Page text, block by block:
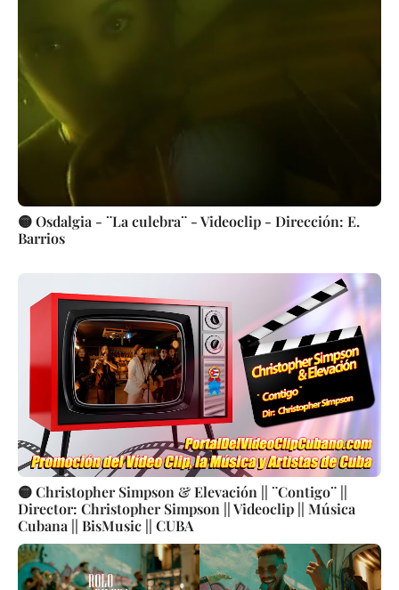
🟡 Osdalgia - ¨La culebra¨ - Videoclip - Dirección: E.
Barrios
🟡 Christopher Simpson & Elevación || ¨Contigo¨ ||
Director: Christopher Simpson || Videoclip || Música
Cubana || BisMusic || CUBA